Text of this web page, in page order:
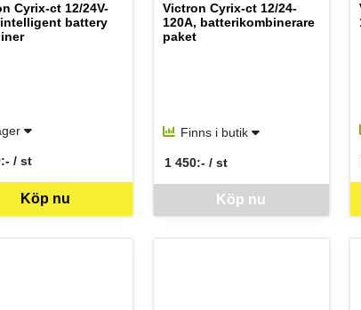
just nu, vänligen kontakta butiken för mer information.
Cyrix-ct 12/24V-
intelligent battery
Köp nu
/ st
ST
Victron Cyrix-ct 12/24-
120A, batterikombinerare
paket
Finns i butik
Denna vara går inte att beställa via
Köp nu
1 450:- / st
SEK per ST